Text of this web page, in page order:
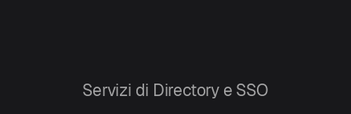
Servizi di Directory e SSO